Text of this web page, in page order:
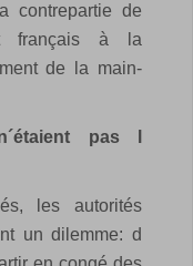
contrepartie de
français à la
de la main-
pas l
les autorités
un dilemme: d